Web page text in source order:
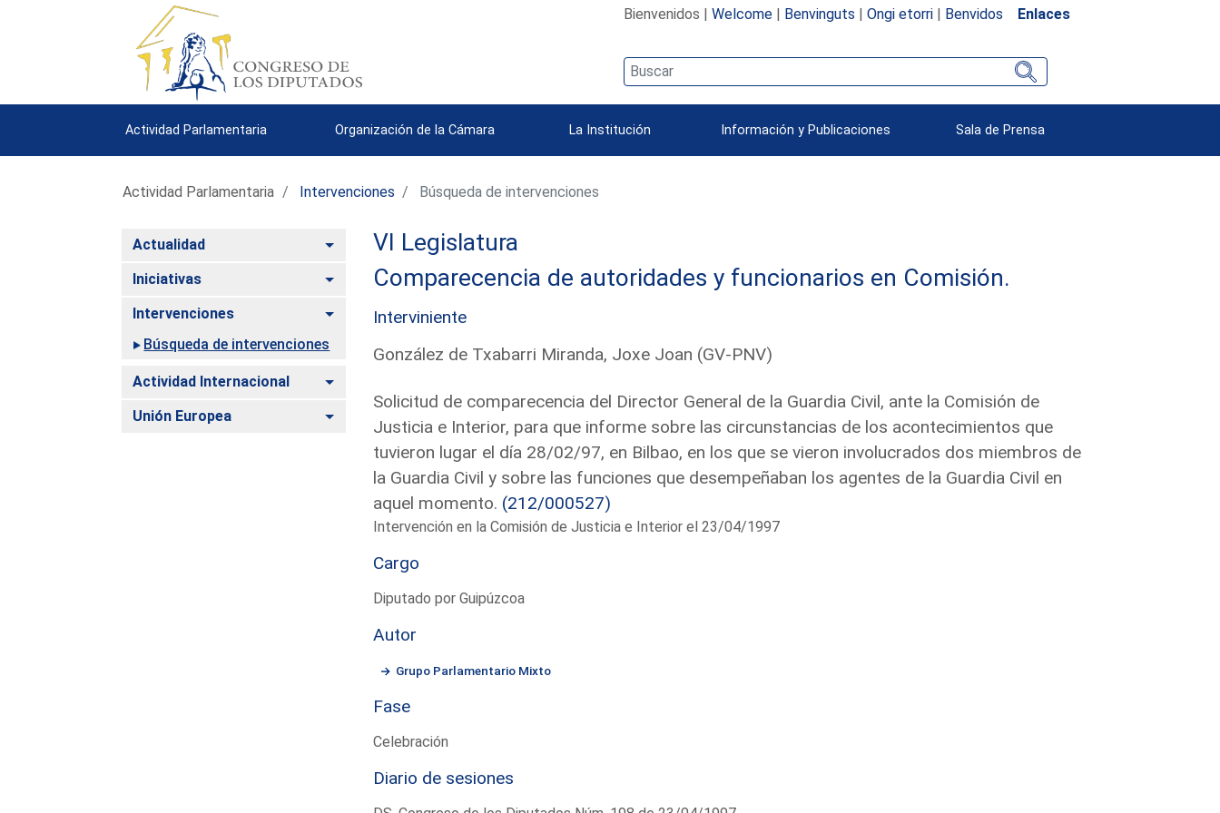
Bienvenidos | Welcome| Benvinguts | Ongi etorri| Benvidos Enlaces
Actividad Parlamentaria Organización de la Cámara La Institución Información y Publicaciones Sala de Prensa
Actividad Parlamentaria Intervenciones Búsqueda de intervenciones
Actualidad Alternar
Iniciativas Alternar
Intervenciones
Alternar
Búsqueda de intervenciones
Actividad Internacional Alternar
Unión Europea Alternar
VI Legislatura
Comparecencia de autoridades y funcionarios en Comisión.
Interviniente
González de Txabarri Miranda, Joxe Joan (GV-PNV)
Solicitud de comparecencia del Director General de la Guardia Civil, ante la Comisión de
Justicia e Interior, para que informe sobre las circunstancias de los acontecimientos que
tuvieron lugar el día 28/02/97, en Bilbao, en los que se vieron involucrados dos miembros de
la Guardia Civil y sobre las funciones que desempeñaban los agentes de la Guardia Civil en
aquel momento. (212/000527)
Intervención en la Comisión de Justicia e Interior el 23/04/1997
Cargo
Diputado por Guipúzcoa
Autor
Grupo Parlamentario Mixto
Fase
Celebración
Diario de sesiones